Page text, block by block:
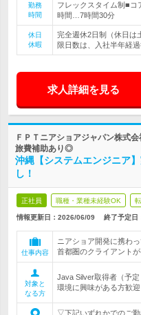
勤務
時間
フレックスタイム制■
時間…7時間30分
休日
休暇
完全週休2日制（休日は
限日数は、入社半年経
求人詳細を見る
ＦＰＴニアショアジャパン株式
旅費補助あり◎
沖縄【システムエンジニア
し！
正社員 職種・業種未経験OK
情報更新日：2026/06/09 終了予定日
仕事内容
ニアショア開発に携わ
首都圏のクライアント
対象と
なる方
Java Silver取得者（予
環境に興味がある方歓迎
▽下記いずれかでのご